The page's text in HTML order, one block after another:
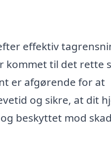
effektiv
kommet til det rette
er afgørende for at
og sikre, at dit
beskyttet mod